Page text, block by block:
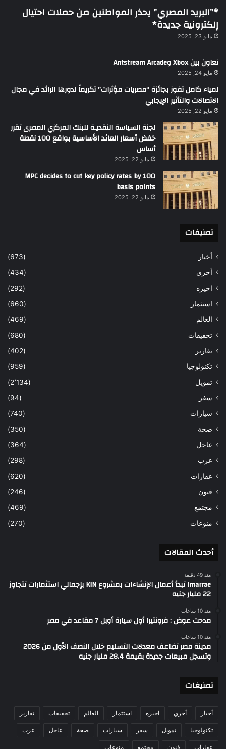
*”البريد المصري” يحذر المواطنين من حملات احتيال
إلكترونية جديدة*
مايو 23, 2025
تعاون بين Xbox وAntstream Arcade
مايو 24, 2025
لمياء كامل تفوز بجائزة “مصريات مؤثرات” تكريماً لدورها الرائد في مجال
الاتصالات والتأثير الإيجابي
مايو 22, 2025
لجنة السياسة النقديـة للبنك المركزي المصرى تقرر
خفض أسعار العائد الأساسية بواقع 100 نقطة
أساس
مايو 22, 2025
MPC decides to cut key policy rates by 100
basis points
مايو 22, 2025
تصنيفات
أخبار
(673)
أخري
(434)
اخيره
(292)
استثمار
(660)
العالم
(469)
تحقيقات
(680)
تقارير
(402)
تكنولوجيا
(959)
تمويل
(2٬134)
سفر
(94)
سيارات
(740)
صحة
(350)
عاجل
(364)
عرب
(298)
عقارات
(620)
فنون
(246)
مجتمع
(469)
منوعات
(270)
أحدث المقالات
منذ 49 دقيقة
Imarrae تبدأ أعمال الإنشاءات بمشروع KIN بإجمالي استثمارات تتجاوز
22 مليار جنيه
منذ 10 ساعات
مدحت عوض : فرونتيرا أول سيارة أوبل 7 مقاعد في مصر
منذ 10 ساعات
مدينة مصر تضاعف معدلات التسليم خلال النصف الأول من 2026
وتسجل مبيعات جديدة بقيمة 28.4 مليار جنيه
تصنيغات
أخبار أخري اخيره استثمار العالم تحقيقات تقارير
تكنولوجيا تمويل سفر سيارات صحة عاجل عرب
عقارات فنون مجتمع منوعات